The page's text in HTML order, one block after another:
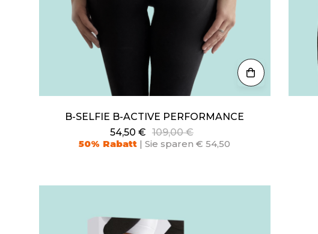
B-SELFIE B-ACTIVE PERFORMANCE
54,50 € 109,00 €
50% Rabatt | Sie sparen € 54,50